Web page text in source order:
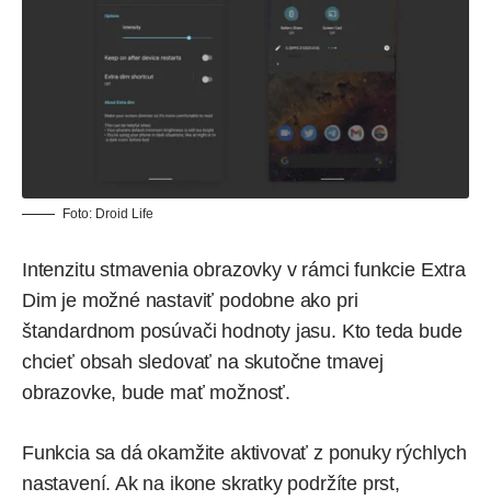
Foto: Droid Life
Intenzitu stmavenia obrazovky v rámci funkcie Extra
Dim je možné nastaviť podobne ako pri
štandardnom posúvači hodnoty jasu. Kto teda bude
chcieť obsah sledovať na skutočne tmavej
obrazovke, bude mať možnosť.
Funkcia sa dá okamžite aktivovať z ponuky rýchlych
nastavení. Ak na ikone skratky podržíte prst,